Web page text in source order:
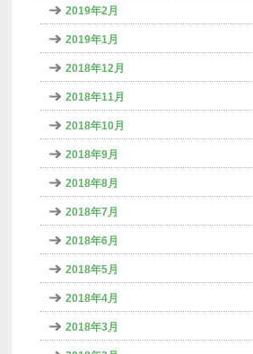
2019年2月
2019年1月
2018年12月
2018年11月
2018年10月
2018年9月
2018年8月
2018年7月
2018年6月
2018年5月
2018年4月
2018年3月